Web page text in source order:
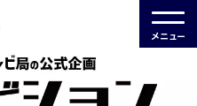
メニュー